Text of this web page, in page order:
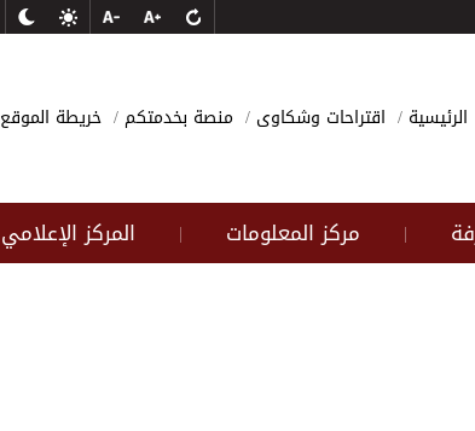
الرئيسية اقتراحات وشكاوى منصة بخدمتكم خريطة الموقع
| مركز المعلومات | المركز الإعلامي